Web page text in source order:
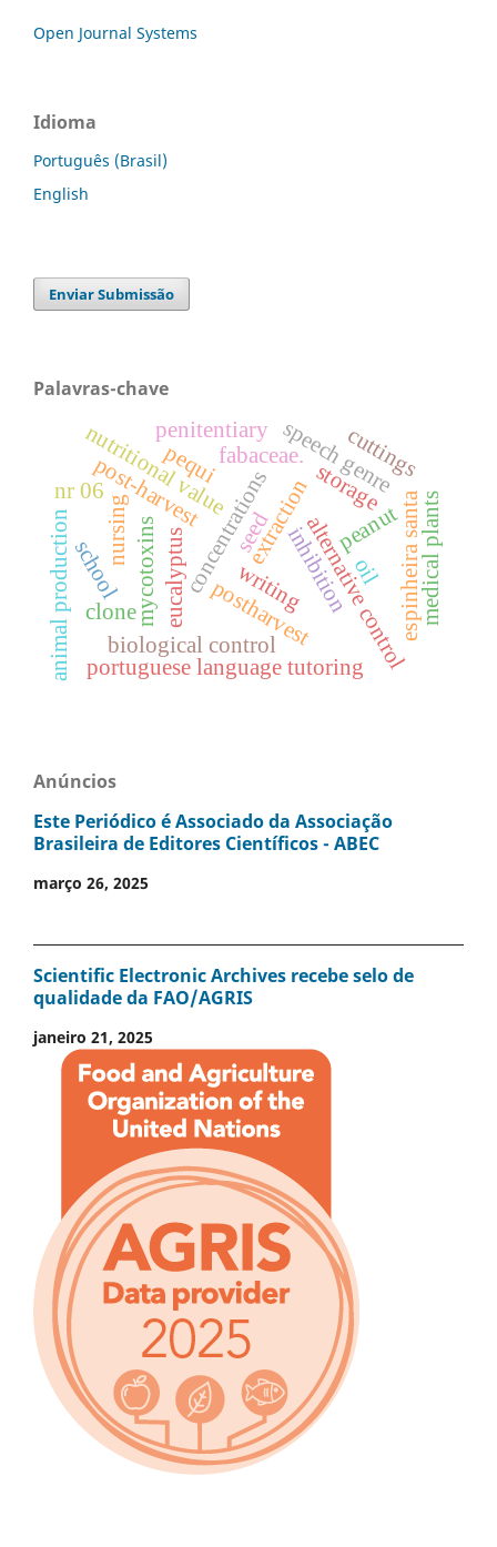
Open Journal Systems
Idioma
Português (Brasil)
English
Enviar Submissão
Palavras-chave
concentrationsinhibition
postharvestalternative control
extraction
nutritional value
oil
pequi
biological control
post-harvest
mycotoxins peanut
fabaceae.
portuguese language tutoring
writing
speech genre
espinheira santa
nursing
animal production
storage
seed
cuttings
eucalyptus
clone medical plants
school
nr 06
penitentiary
Anúncios
Este Periódico é Associado da Associação
Brasileira de Editores Científicos - ABEC
março 26, 2025
Scientific Electronic Archives recebe selo de
qualidade da FAO/AGRIS
janeiro 21, 2025